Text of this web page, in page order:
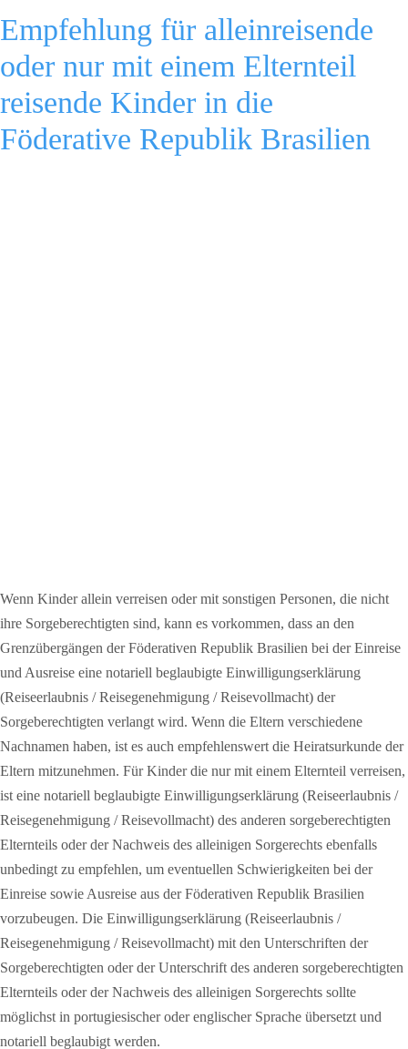
Empfehlung für alleinreisende
oder nur mit einem Elternteil
reisende Kinder in die
Föderative Republik Brasilien
Wenn Kinder allein verreisen oder mit sonstigen Personen, die nicht
ihre Sorgeberechtigten sind, kann es vorkommen, dass an den
Grenzübergängen der Föderativen Republik Brasilien bei der Einreise
und Ausreise eine notariell beglaubigte Einwilligungserklärung
(Reiseerlaubnis / Reisegenehmigung / Reisevollmacht) der
Sorgeberechtigten verlangt wird. Wenn die Eltern verschiedene
Nachnamen haben, ist es auch empfehlenswert die Heiratsurkunde der
Eltern mitzunehmen. Für Kinder die nur mit einem Elternteil verreisen,
ist eine notariell beglaubigte Einwilligungserklärung (Reiseerlaubnis /
Reisegenehmigung / Reisevollmacht) des anderen sorgeberechtigten
Elternteils oder der Nachweis des alleinigen Sorgerechts ebenfalls
unbedingt zu empfehlen, um eventuellen Schwierigkeiten bei der
Einreise sowie Ausreise aus der Föderativen Republik Brasilien
vorzubeugen. Die Einwilligungserklärung (Reiseerlaubnis /
Reisegenehmigung / Reisevollmacht) mit den Unterschriften der
Sorgeberechtigten oder der Unterschrift des anderen sorgeberechtigten
Elternteils oder der Nachweis des alleinigen Sorgerechts sollte
möglichst in portugiesischer oder englischer Sprache übersetzt und
notariell beglaubigt werden.